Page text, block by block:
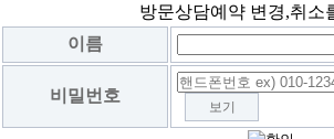
방문상담예약 변경,취소
이름
비밀번호
보기